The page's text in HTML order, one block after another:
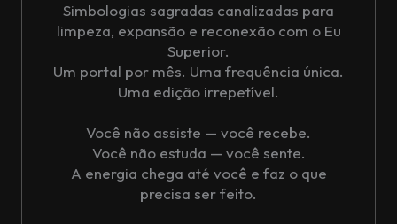
Simbologias sagradas canalizadas para
limpeza, expansão e reconexão com o Eu
Superior.
Um portal por mês. Uma frequência única.
Uma edição irrepetível.
Você não assiste — você recebe.
Você não estuda — você sente.
A energia chega até você e faz o que
precisa ser feito.